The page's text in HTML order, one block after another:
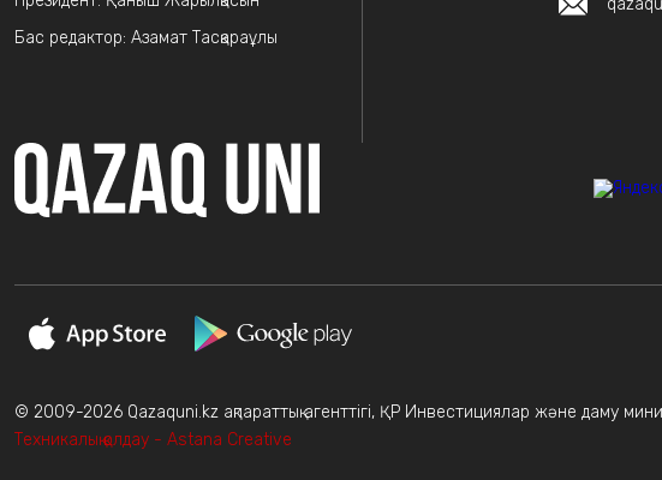
Бас редактор: Азамат Тасқараұлы
© 2009-2026 Qazaquni.kz ақпараттық агенттігі, ҚР Инвестициялар және даму
Техникалық қолдау - Astana Creative